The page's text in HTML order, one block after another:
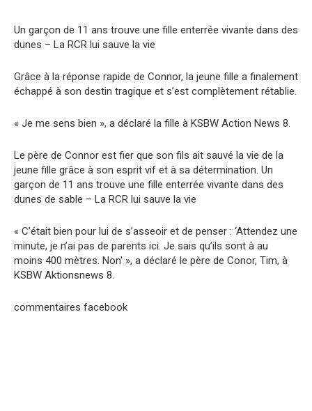
Un garçon de 11 ans trouve une fille enterrée vivante dans des
dunes – La RCR lui sauve la vie
Grâce à la réponse rapide de Connor, la jeune fille a finalement
échappé à son destin tragique et s’est complètement rétablie.
« Je me sens bien », a déclaré la fille à KSBW Action News 8.
Le père de Connor est fier que son fils ait sauvé la vie de la
jeune fille grâce à son esprit vif et à sa détermination. Un
garçon de 11 ans trouve une fille enterrée vivante dans des
dunes de sable – La RCR lui sauve la vie
« C’était bien pour lui de s’asseoir et de penser : ‘Attendez une
minute, je n’ai pas de parents ici. Je sais qu’ils sont à au
moins 400 mètres. Non' », a déclaré le père de Conor, Tim, à
KSBW Aktionsnews 8.
commentaires facebook